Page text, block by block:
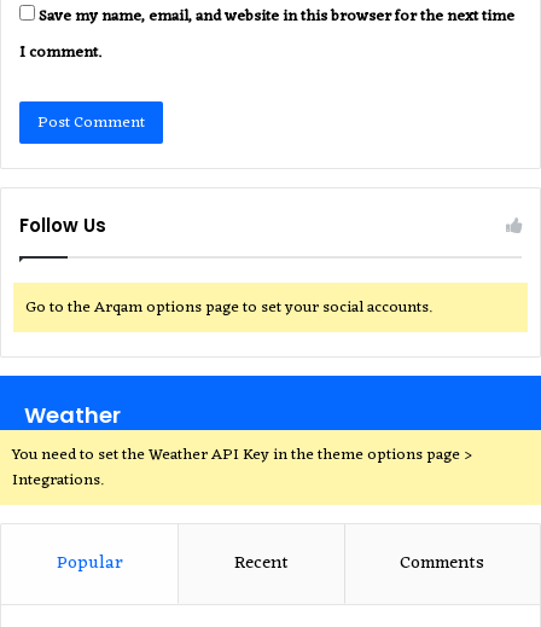
Save my name, email, and website in this browser for the next time
I comment.
Follow Us
Go to the Arqam options page to set your social accounts.
Weather
You need to set the Weather API Key in the theme options page >
Integrations.
Popular Recent Comments